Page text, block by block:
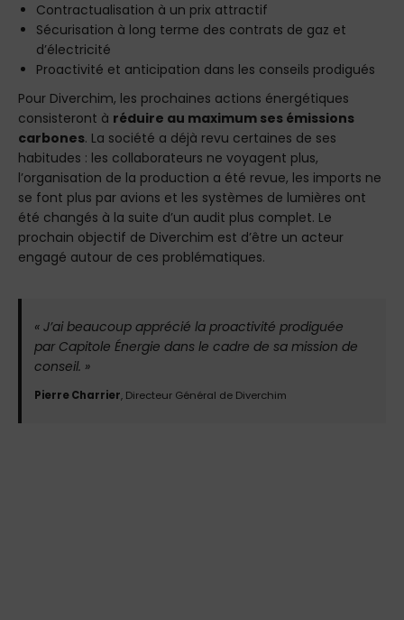
Contractualisation à un prix attractif
Sécurisation à long terme des contrats de gaz et
d’électricité
Proactivité et anticipation dans les conseils prodigués
Pour Diverchim, les prochaines actions énergétiques
consisteront à réduire au maximum ses émissions
carbones. La société a déjà revu certaines de ses
habitudes : les collaborateurs ne voyagent plus,
l’organisation de la production a été revue, les imports ne
se font plus par avions et les systèmes de lumières ont
été changés à la suite d’un audit plus complet. Le
prochain objectif de Diverchim est d’être un acteur
engagé autour de ces problématiques.
« J’ai beaucoup apprécié la proactivité prodiguée
par Capitole Énergie dans le cadre de sa mission de
conseil. »
Pierre Charrier, Directeur Général de Diverchim